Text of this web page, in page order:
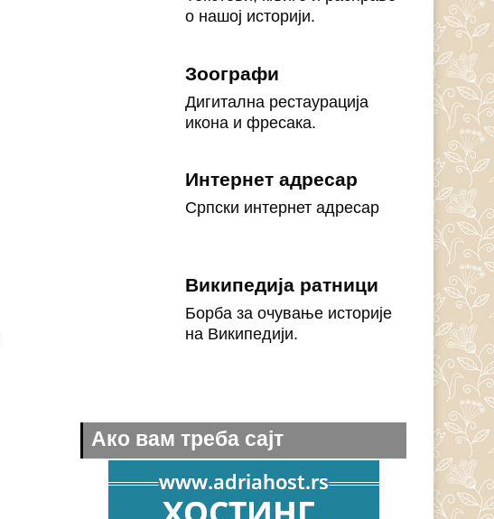
о нашој историји.
Зоографи
Дигитална рестаурација
икона и фресака.
Интернет адресар
Српски интернет адресар
Википедија ратници
Борба за очување историје
на Википедији.
Ако вам треба сајт